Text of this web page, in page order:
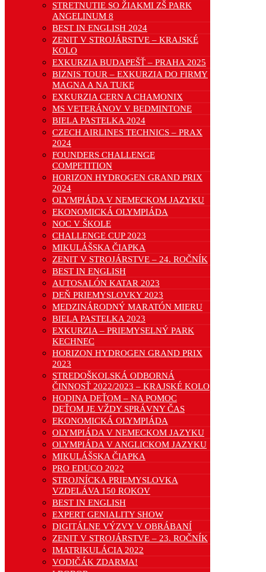
STRETNUTIE SO ŽIAKMI ZŠ PARK
ANGELINUM 8
BEST IN ENGLISH 2024
ZENIT V STROJÁRSTVE – KRAJSKÉ
KOLO
EXKURZIA BUDAPEŠŤ – PRAHA 2025
BIZNIS TOUR – EXKURZIA DO FIRMY
MAGNA A NA TUKE
EXKURZIA CERN A CHAMONIX
MS VETERÁNOV V BEDMINTONE
BIELA PASTELKA 2024
CZECH AIRLINES TECHNICS – PRAX
2024
FOUNDERS CHALLENGE
COMPETITION
HORIZON HYDROGEN GRAND PRIX
2024
OLYMPIÁDA V NEMECKOM JAZYKU
EKONOMICKÁ OLYMPIÁDA
NOC V ŠKOLE
CHALLENGE CUP 2023
MIKULÁŠSKA ČIAPKA
ZENIT V STROJÁRSTVE – 24. ROČNÍK
BEST IN ENGLISH
AUTOSALÓN KATAR 2023
DEŇ PRIEMYSLOVKY 2023
MEDZINÁRODNÝ MARATÓN MIERU
BIELA PASTELKA 2023
EXKURZIA – PRIEMYSELNÝ PARK
KECHNEC
HORIZON HYDROGEN GRAND PRIX
2023
STREDOŠKOLSKÁ ODBORNÁ
ČINNOSŤ 2022/2023 – KRAJSKÉ KOLO
HODINA DEŤOM – NA POMOC
DEŤOM JE VŽDY SPRÁVNY ČAS
EKONOMICKÁ OLYMPIÁDA
OLYMPIÁDA V NEMECKOM JAZYKU
OLYMPIÁDA V ANGLICKOM JAZYKU
MIKULÁŠSKA ČIAPKA
PRO EDUCO 2022
STROJNÍCKA PRIEMYSLOVKA
VZDELÁVA 150 ROKOV
BEST IN ENGLISH
EXPERT GENIALITY SHOW
DIGITÁLNE VÝZVY V OBRÁBANÍ
ZENIT V STROJÁRSTVE – 23. ROČNÍK
IMATRIKULÁCIA 2022
VODIČÁK ZDARMA!